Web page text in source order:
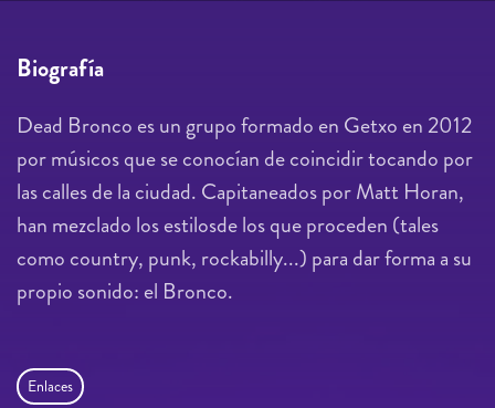
Biografía
Dead Bronco es un grupo formado en Getxo en 2012
por músicos que se conocían de coincidir tocando por
las calles de la ciudad. Capitaneados por Matt Horan,
han mezclado los estilosde los que proceden (tales
como country, punk, rockabilly...) para dar forma a su
propio sonido: el Bronco.
Enlaces